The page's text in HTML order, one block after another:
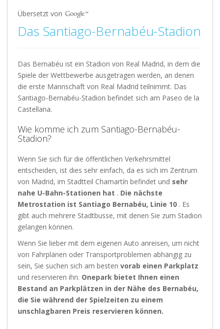
Übersetzt von
Das Santiago-Bernabéu-Stadion
Das Bernabéu ist ein Stadion von Real Madrid, in dem die
Spiele der Wettbewerbe ausgetragen werden, an denen
die erste Mannschaft von Real Madrid teilnimmt. Das
Santiago-Bernabéu-Stadion befindet sich am Paseo de la
Castellana.
Wie komme ich zum Santiago-Bernabéu-
Stadion?
Wenn Sie sich für die öffentlichen Verkehrsmittel
entscheiden, ist dies sehr einfach, da es sich im Zentrum
von Madrid, im Stadtteil Chamartín befindet und sehr
nahe U-Bahn-Stationen hat . Die nächste
Metrostation ist Santiago Bernabéu, Linie 10 . Es
gibt auch mehrere Stadtbusse, mit denen Sie zum Stadion
gelangen können.
Wenn Sie lieber mit dem eigenen Auto anreisen, um nicht
von Fahrplänen oder Transportproblemen abhängig zu
sein, Sie suchen sich am besten vorab einen Parkplatz
und reservieren ihn. Onepark bietet Ihnen einen
Bestand an Parkplätzen in der Nähe des Bernabéu,
die Sie während der Spielzeiten zu einem
unschlagbaren Preis reservieren können.